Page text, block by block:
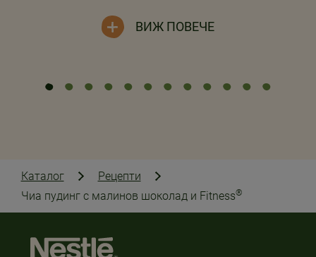
ВИЖ ПОВЕЧЕ
Каталог
Рецепти
Чиа пудинг с малинов шоколад и Fitness®